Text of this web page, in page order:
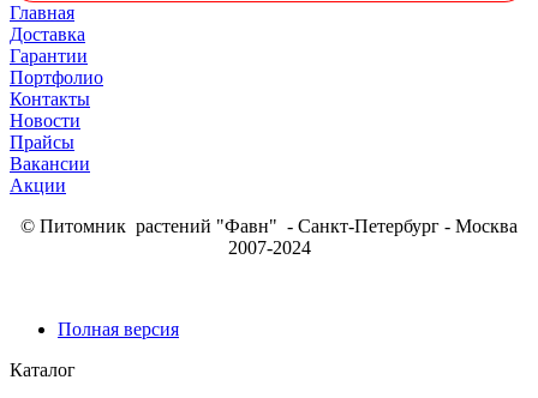
Главная
Доставка
Гарантии
Портфолио
Контакты
Новости
Прайсы
Вакансии
Акции
© Питомник растений "Фавн" - Санкт-Петербург - Москва
2007-2024
Полная версия
Каталог